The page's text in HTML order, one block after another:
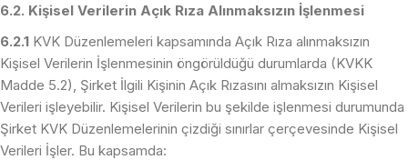
6.2. Kişisel Verilerin Açık Rıza Alınmaksızın İşlenmesi
6.2.1 KVK Düzenlemeleri kapsamında Açık Rıza alınmaksızın
Kişisel Verilerin İşlenmesinin öngörüldüğü durumlarda (KVKK
Madde 5.2), Şirket İlgili Kişinin Açık Rızasını almaksızın Kişisel
Verileri işleyebilir. Kişisel Verilerin bu şekilde işlenmesi durumunda
Şirket KVK Düzenlemelerinin çizdiği sınırlar çerçevesinde Kişisel
Verileri İşler. Bu kapsamda: